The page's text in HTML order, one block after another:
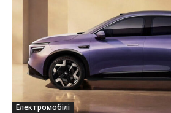
Електромобілі